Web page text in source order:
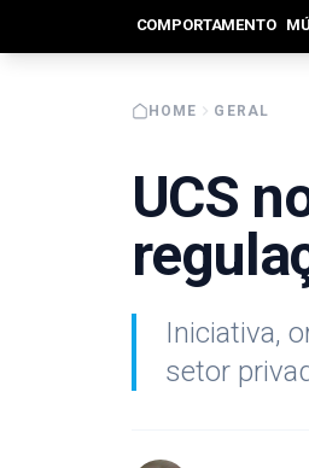
COMPORTAMENTO
HOME GERAL
UCS
Iniciativa,
setor